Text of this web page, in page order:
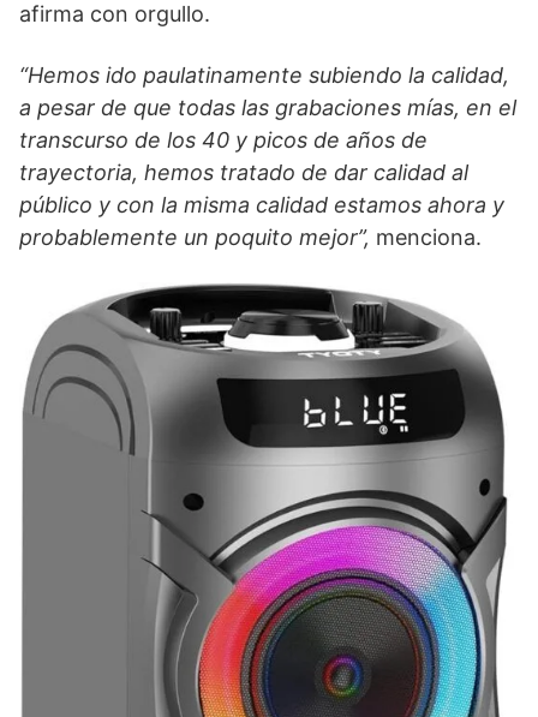
afirma con orgullo.
“Hemos ido paulatinamente subiendo la calidad,
a pesar de que todas las grabaciones mías, en el
transcurso de los 40 y picos de años de
trayectoria, hemos tratado de dar calidad al
público y con la misma calidad estamos ahora y
probablemente un poquito mejor”, menciona.